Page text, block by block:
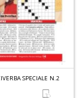
SPECIALE N.2